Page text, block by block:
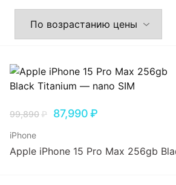
99,890₽ 87,990₽
iPhone
Apple iPhone 15 Pro Max 256gb